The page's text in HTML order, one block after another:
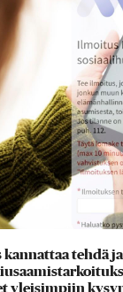
tehdä
yleisimpiin